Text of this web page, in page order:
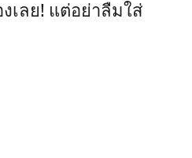
เลย! แต่อย่าลืมใส่